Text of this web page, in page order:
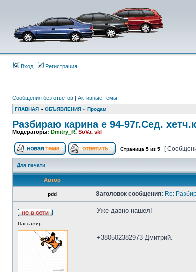
Вход Регистрация
Сообщения без ответов | Активные темы
ГЛАВНАЯ » ОБЪЯВЛЕНИЯ » Продам
Разбираю карина е 94-97г.Сед.
Модераторы: Dmitry_R,SoVa, skl
Страница 5 из 5 [
Для печати
Автор
pdd Заголовок сообщения: Re:
Пассажир
Уже давно нашел!
+380502382973 Дмитрий.